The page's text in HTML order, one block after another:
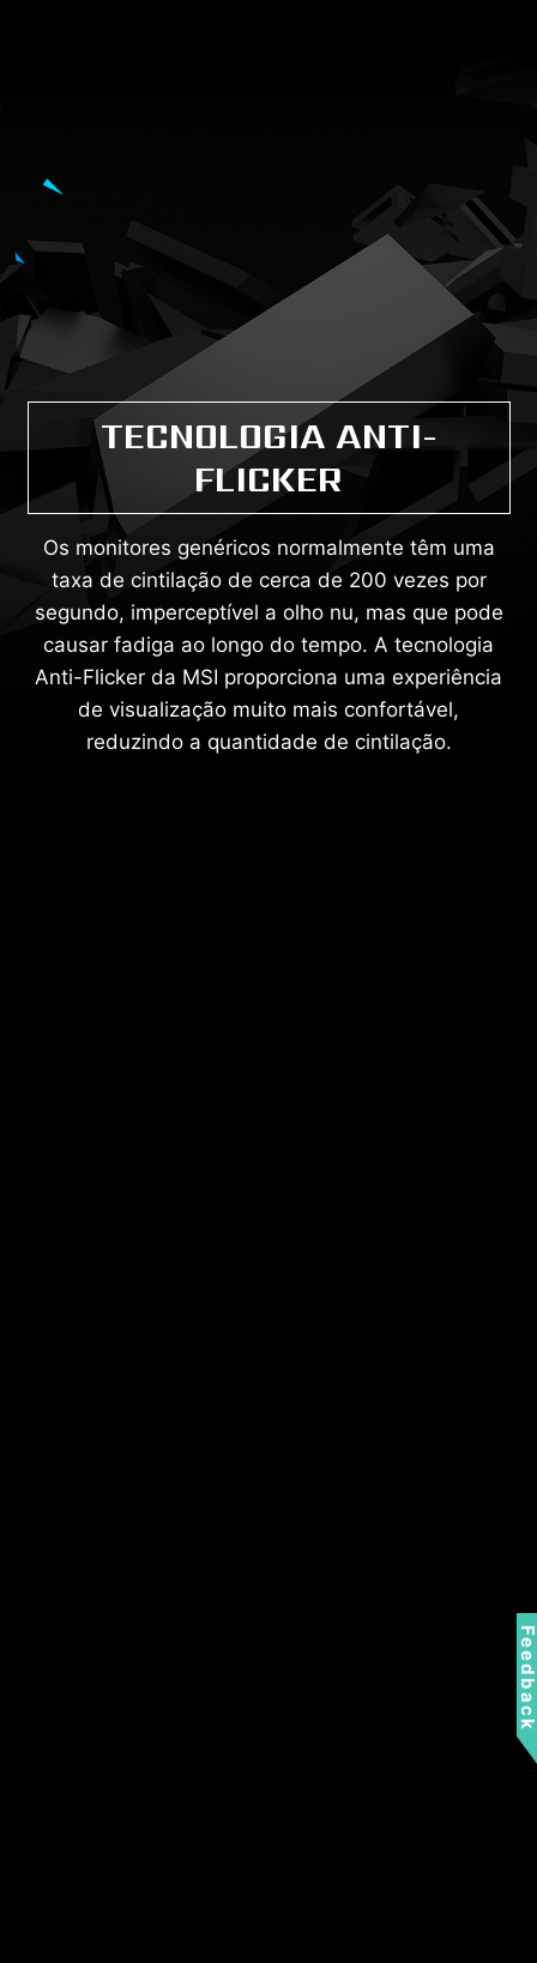
TECNOLOGIA ANTI-
FLICKER
Os monitores genéricos normalmente têm uma
taxa de cintilação de cerca de 200 vezes por
segundo, imperceptível a olho nu, mas que pode
causar fadiga ao longo do tempo. A tecnologia
Anti-Flicker da MSI proporciona uma experiência
de visualização muito mais confortável,
reduzindo a quantidade de cintilação.